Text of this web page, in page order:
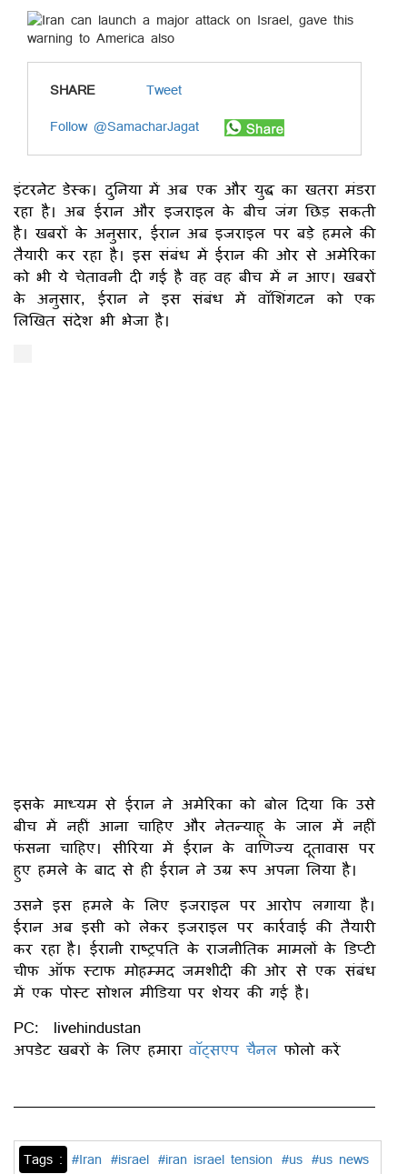
SHARE
Tweet
Follow @SamacharJagat
इंटरनेट डेस्क। दुनिया में अब एक और युद्ध का खतरा मंडरा
रहा है। अब ईरान और इजराइल के बीच जंग छिड़ सकती
है। खबरों के अनुसार, ईरान अब इजराइल पर बड़े हमले की
तैयारी कर रहा है। इस संबंध में ईरान की ओर से अमेरिका
को भी ये चेतावनी दी गई है वह वह बीच में न आए। खबरों
के अनुसार, ईरान ने इस संबंध में वॉशिंगटन को एक
लिखित संदेश भी भेजा है।
इसके माध्यम से ईरान ने अमेरिका को बोल दिया कि उसे
बीच में नहीं आना चाहिए और नेतन्याहू के जाल में नहीं
फंसना चाहिए। सीरिया में ईरान के वाणिज्य दूतावास पर
हुए हमले के बाद से ही ईरान ने उग्र रूप अपना लिया है।
उसने इस हमले के लिए इजराइल पर आरोप लगाया है।
ईरान अब इसी को लेकर इजराइल पर कार्रवाई की तैयारी
कर रहा है। ईरानी राष्ट्रपति के राजनीतिक मामलों के डिप्टी
चीफ ऑफ स्टाफ मोहम्मद जमशीदी की ओर से एक संबंध
में एक पोस्ट सोशल मीडिया पर शेयर की गई है।
PC: livehindustan
अपडेट खबरों के लिए हमारा वॉट्सएप चैनल फोलो करें
Tags : #Iran #israel #iran israel tension #us #us news